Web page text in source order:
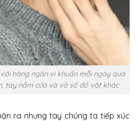
hàng ngàn vi khuẩn mỗi ngày qua
tay nắm cửa và vô số đồ vật khác
ra nhưng tay chúng ta tiếp xúc